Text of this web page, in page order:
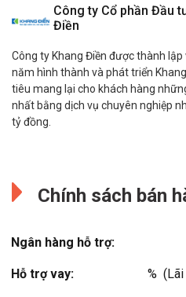
Công ty Cổ phần Đầu
Điền
Công ty Khang Điền được thành
năm hình thành và phát triển
tiêu mang lại cho khách hàng
nhất bằng dịch vụ chuyên nghiệp
tỷ đồng.
Tập đoàn CBRE (mã niêm yết trên
York – NYSE: CBG), thuộc danh
doanh thu năm 2019). Với hơn
công ...
Chính sách bán
Ngân hàng hỗ trợ:
Hỗ trợ vay: %